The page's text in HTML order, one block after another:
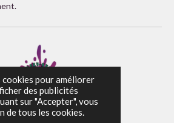
pour améliorer
des publicités
sur "Accepter", vous
de tous les cookies.
Tous droit réservé